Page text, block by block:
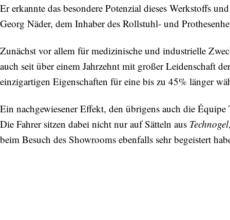
Er erkannte das besondere Potenzial dieses Werkstoffs
Georg Näder, dem Inhaber des Rollstuhl- und
Zunächst vor allem für medizinische und industrielle
auch seit über einem Jahrzehnt mit großer Leidenschaft
einzigartigen Eigenschaften für eine bis zu 45% länger
Ein nachgewiesener Effekt, den übrigens auch die
Die Fahrer sitzen dabei nicht nur auf Sätteln aus Technogel
beim Besuch des Showrooms ebenfalls sehr begeistert